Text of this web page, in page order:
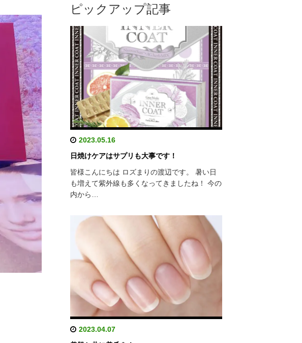
ピックアップ記事
2023.05.16
日焼けケアはサプリも大事です！
皆様こんにちは ロズまりの渡辺です。 暑い日
も増えて紫外線も多くなってきましたね！ 今の
内から…
2023.04.07